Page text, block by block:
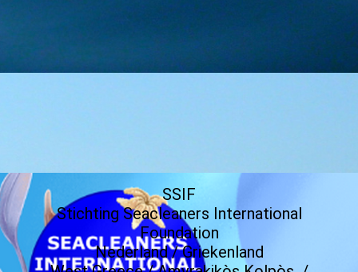
SSIF
Stichting Seacleaners International
Foundation
Nederland / Griekenland